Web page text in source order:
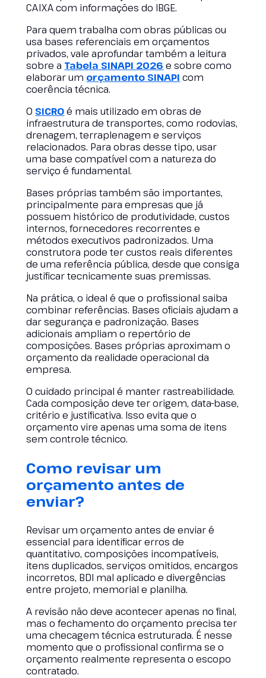
CAIXA com informações do IBGE.
Para quem trabalha com obras públicas ou
usa bases referenciais em orçamentos
privados, vale aprofundar também a leitura
sobre a Tabela SINAPI 2026 e sobre como
elaborar um orçamento SINAPI com
coerência técnica.
O SICROé mais utilizado em obras de
infraestrutura de transportes, como rodovias,
drenagem, terraplenagem e serviços
relacionados. Para obras desse tipo, usar
uma base compatível com a natureza do
serviço é fundamental.
Bases próprias também são importantes,
principalmente para empresas que já
possuem histórico de produtividade, custos
internos, fornecedores recorrentes e
métodos executivos padronizados. Uma
construtora pode ter custos reais diferentes
de uma referência pública, desde que consiga
justificar tecnicamente suas premissas.
Na prática, o ideal é que o profissional saiba
combinar referências. Bases oficiais ajudam a
dar segurança e padronização. Bases
adicionais ampliam o repertório de
composições. Bases próprias aproximam o
orçamento da realidade operacional da
empresa.
O cuidado principal é manter rastreabilidade.
Cada composição deve ter origem, data-base,
critério e justificativa. Isso evita que o
orçamento vire apenas uma soma de itens
sem controle técnico.
Como revisar um
orçamento antes de
enviar?
Revisar um orçamento antes de enviar é
essencial para identificar erros de
quantitativo, composições incompatíveis,
itens duplicados, serviços omitidos, encargos
incorretos, BDI mal aplicado e divergências
entre projeto, memorial e planilha.
A revisão não deve acontecer apenas no final,
mas o fechamento do orçamento precisa ter
uma checagem técnica estruturada. É nesse
momento que o profissional confirma se o
orçamento realmente representa o escopo
contratado.